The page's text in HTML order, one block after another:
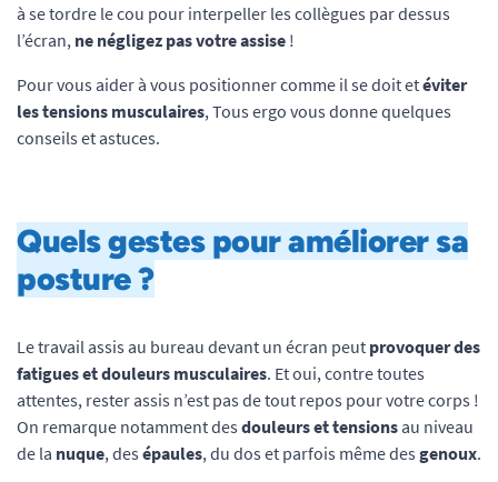
à se tordre le cou pour interpeller les collègues par dessus
l’écran, ne négligez pas votre assise !
Pour vous aider à vous positionner comme il se doit etéviter
les tensions musculaires, Tous ergo vous donne quelques
conseils et astuces.
Quels gestes pour améliorer sa
posture ?
Le travail assis au bureau devant un écran peut provoquer des
fatigues et douleurs musculaires. Et oui, contre toutes
attentes, rester assis n’est pas de tout repos pour votre corps !
On remarque notamment des douleurs et tensions au niveau
de la nuque, des épaules, du dos et parfois même des genoux.